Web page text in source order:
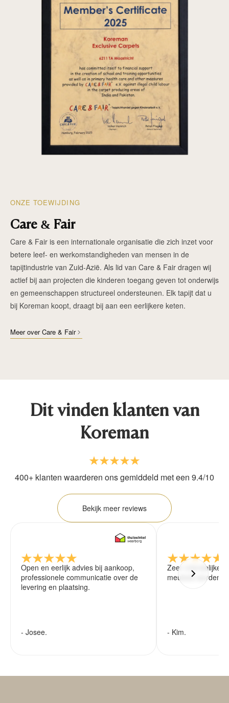
ONZE TOEWIJDING
Care & Fair
Care & Fair is een internationale organisatie die zich inzet voor
betere leef- en werkomstandigheden van mensen in de
tapijtindustrie van Zuid-Azië. Als lid van Care & Fair dragen wij
actief bij aan projecten die kinderen toegang geven tot onderwijs
en gemeenschappen structureel ondersteunen. Elk tapijt dat u
bij Koreman koopt, draagt bij aan een eerlijkere keten.
Meer over Care & Fair
Dit vinden klanten van
Koreman
400+ klanten waarderen ons gemiddeld met een 9.4/10
Bekijk meer reviews
Open en eerlijk advies bij aankoop,
professionele communicatie over de
levering en plaatsing.
- Josee.
Zeer vriendelijke
meubels worden
- Kim.